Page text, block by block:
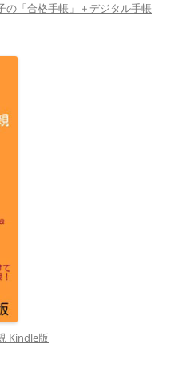
「合格手帳」＋デジタル手帳
Kindle版